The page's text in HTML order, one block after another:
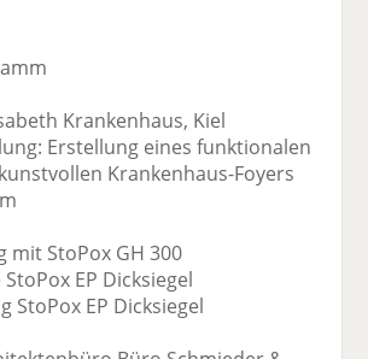
Krankenhaus, Kiel
Erstellung eines funktionalen
Krankenhaus-Foyers
mit StoPox GH 300
EP Dicksiegel
StoPox EP Dicksiegel